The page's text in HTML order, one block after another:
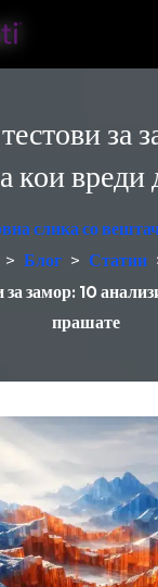
за
кои вреди
слика со
> Блог > Статии
замор: 10
прашате